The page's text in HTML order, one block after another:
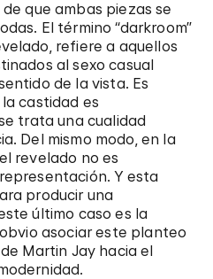
que ambas piezas se
El término “darkroom”
refiere a aquellos
al sexo casual
de la vista. Es
castidad es
trata una cualidad
Del mismo modo, en la
revelado no es
Y esta
producir una
último caso es la
asociar este planteo
Martin Jay hacia el